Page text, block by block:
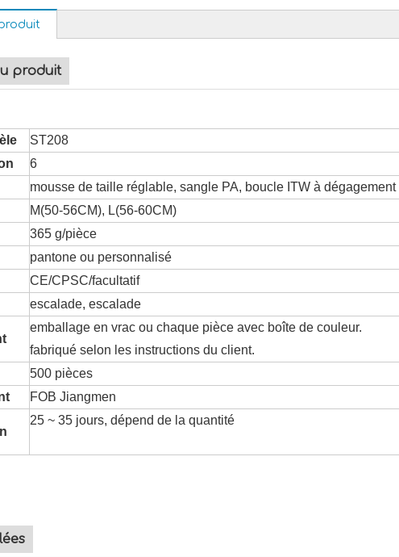
produit
ST208
6
mousse de taille réglable, sangle PA, boucle ITW à
M(50-56CM), L(56-60CM)
365 g/pièce
pantone ou personnalisé
CE/CPSC/facultatif
escalade, escalade
emballage en vrac ou chaque pièce avec boîte de couleur.
fabriqué selon les instructions du client.
500 pièces
FOB Jiangmen
25 ~ 35 jours, dépend de la quantité